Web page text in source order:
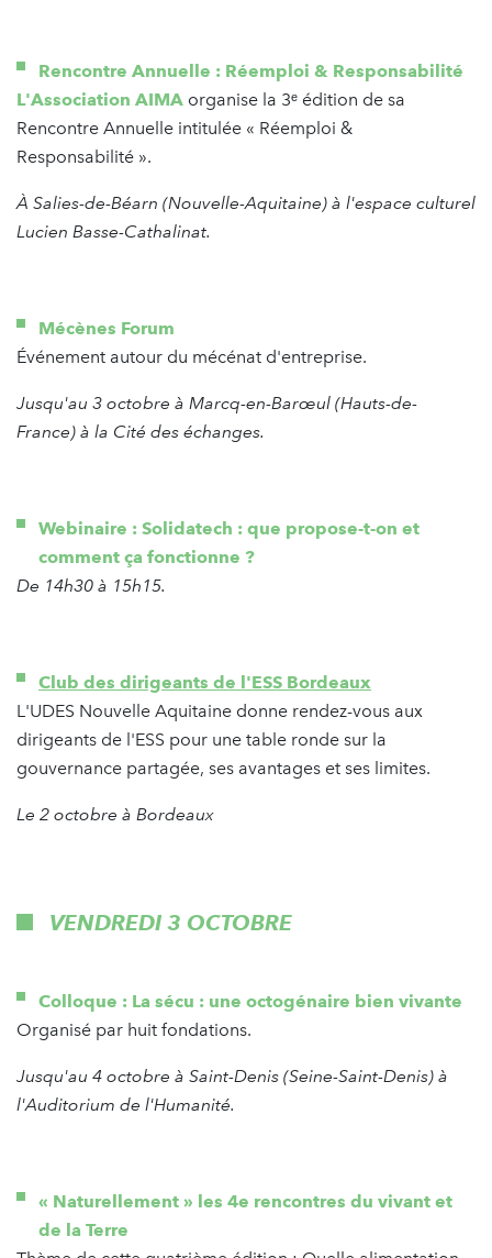
Rencontre Annuelle : Réemploi & Responsabilité
L'Association AIMA organise la 3ᵉ édition de sa
Rencontre Annuelle intitulée « Réemploi &
Responsabilité ».
À Salies-de-Béarn (Nouvelle-Aquitaine) à l'espace culturel
Lucien Basse-Cathalinat.
Mécènes Forum
Événement autour du mécénat d'entreprise.
Jusqu'au 3 octobre à Marcq-en-Barœul (Hauts-de-
France) à la Cité des échanges.
Webinaire : Solidatech : que propose-t-on et
comment ça fonctionne ?
De 14h30 à 15h15.
Club des dirigeants de l'ESS Bordeaux
L'UDES Nouvelle Aquitaine donne rendez-vous aux
dirigeants de l'ESS pour une table ronde sur la
gouvernance partagée, ses avantages et ses limites.
Le 2 octobre à Bordeaux
VENDREDI 3 OCTOBRE
Colloque : La sécu : une octogénaire bien vivante
Organisé par huit fondations.
Jusqu'au 4 octobre à Saint-Denis (Seine-Saint-Denis) à
l'Auditorium de l'Humanité.
« Naturellement » les 4e rencontres du vivant et
de la Terre